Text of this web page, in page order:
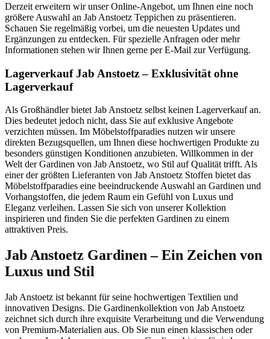
Derzeit erweitern wir unser Online-Angebot, um Ihnen eine noch
größere Auswahl an Jab Anstoetz Teppichen zu präsentieren.
Schauen Sie regelmäßig vorbei, um die neuesten Updates und
Ergänzungen zu entdecken. Für spezielle Anfragen oder mehr
Informationen stehen wir Ihnen gerne per E-Mail zur Verfügung.
Lagerverkauf Jab Anstoetz – Exklusivität ohne
Lagerverkauf
Als Großhändler bietet Jab Anstoetz selbst keinen Lagerverkauf an.
Dies bedeutet jedoch nicht, dass Sie auf exklusive Angebote
verzichten müssen. Im Möbelstoffparadies nutzen wir unsere
direkten Bezugsquellen, um Ihnen diese hochwertigen Produkte zu
besonders günstigen Konditionen anzubieten. Willkommen in der
Welt der Gardinen von Jab Anstoetz, wo Stil auf Qualität trifft. Als
einer der größten Lieferanten von Jab Anstoetz Stoffen bietet das
Möbelstoffparadies eine beeindruckende Auswahl an Gardinen und
Vorhangstoffen, die jedem Raum ein Gefühl von Luxus und
Eleganz verleihen. Lassen Sie sich von unserer Kollektion
inspirieren und finden Sie die perfekten Gardinen zu einem
attraktiven Preis.
Jab Anstoetz Gardinen – Ein Zeichen von
Luxus und Stil
Jab Anstoetz ist bekannt für seine hochwertigen Textilien und
innovativen Designs. Die Gardinenkollektion von Jab Anstoetz
zeichnet sich durch ihre exquisite Verarbeitung und die Verwendung
von Premium-Materialien aus. Ob Sie nun einen klassischen oder